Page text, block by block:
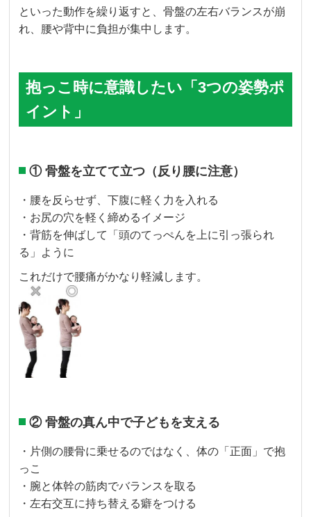
といった動作を繰り返すと、骨盤の左右バランスが崩
れ、腰や背中に負担が集中します。
抱っこ時に意識したい「3つの姿勢ポ
イント」
① 骨盤を立てて立つ（反り腰に注意）
・腰を反らせず、下腹に軽く力を入れる
・お尻の穴を軽く締めるイメージ
・背筋を伸ばして「頭のてっぺんを上に引っ張られ
る」ように
これだけで腰痛がかなり軽減します。
② 骨盤の真ん中で子どもを支える
・片側の腰骨に乗せるのではなく、体の「正面」で抱
っこ
・腕と体幹の筋肉でバランスを取る
・左右交互に持ち替える癖をつける